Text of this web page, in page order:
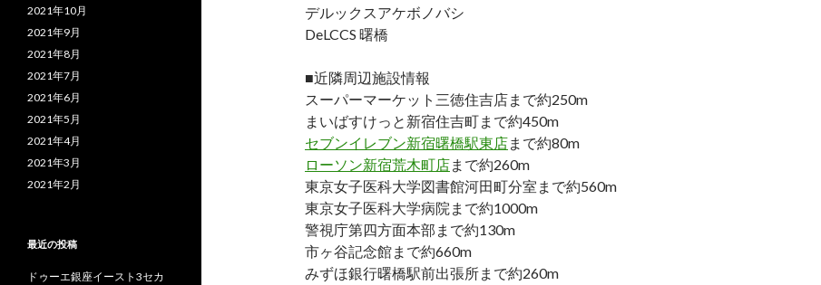
デルックスアケボノバシ
DeLCCS 曙橋
■近隣周辺施設情報
スーパーマーケット三徳住吉店まで約250m
まいばすけっと新宿住吉町まで約450m
セブンイレブン新宿曙橋駅東店まで約80m
ローソン新宿荒木町店まで約260m
東京女子医科大学図書館河田町分室まで約560m
東京女子医科大学病院まで約1000m
警視庁第四方面本部まで約130m
市ヶ谷記念館まで約660m
みずほ銀行曙橋駅前出張所まで約260m
2021年10月
2021年9月
2021年8月
2021年7月
2021年6月
2021年5月
2021年4月
2021年3月
2021年2月
最近の投稿
ドゥーエ銀座イースト3セカ